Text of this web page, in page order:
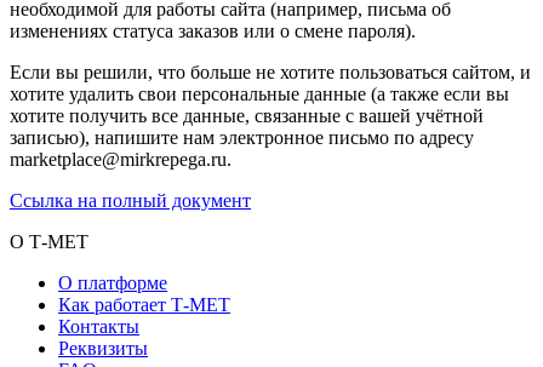
необходимой для работы сайта (например, письма об
изменениях статуса заказов или о смене пароля).
Если вы решили, что больше не хотите пользоваться сайтом, и
хотите удалить свои персональные данные (а также если вы
хотите получить все данные, связанные с вашей учётной
записью), напишите нам электронное письмо по адресу
marketplace@mirkrepega.ru.
Ссылка на полный документ
О Т-МЕТ
О платформе
Как работает Т-МЕТ
Контакты
Реквизиты